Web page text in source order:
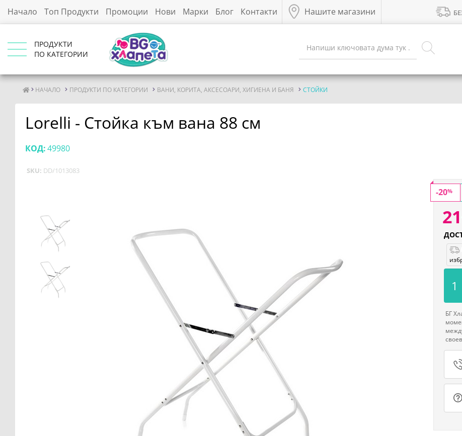
Начало Топ Продукти Промоции Нови Марки Блог Контакти Нашите магазини
ПРОДУКТИ
ПО КАТЕГОРИИ
НАЧАЛО ПРОДУКТИ ПО КАТЕГОРИИ ВАНИ, КОРИТА, АКСЕСОАРИ, ХИГИЕНА И БАНЯ СТОЙКИ
Lorelli - Стойка към вана 88 см
КОД:49980
SKU: DD/1013083
-20%
21
БГ